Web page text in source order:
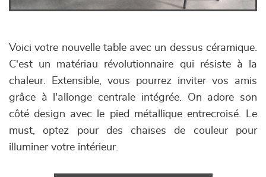
Voici votre nouvelle table avec un dessus céramique.
C'est un matériau révolutionnaire qui résiste à la
chaleur. Extensible, vous pourrez inviter vos amis
grâce à l'allonge centrale intégrée. On adore son
côté design avec le pied métallique entrecroisé. Le
must, optez pour des chaises de couleur pour
illuminer votre intérieur.